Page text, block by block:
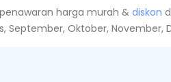
harga murah & diskon
September, Oktober, November,